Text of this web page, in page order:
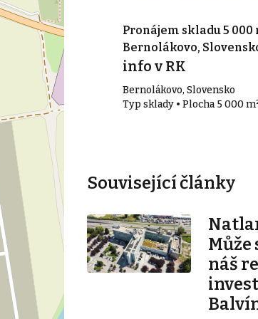
m², Senec,
Pronájem skladu 5 000
Bernolákovo,
info v RK
Bernolákovo, Slovensko
Typ sklady • Plocha 5 000
Související články
Může
náš